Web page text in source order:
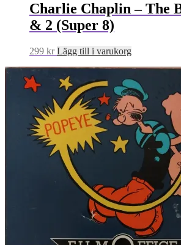
Charlie Chaplin – The
& 2 (Super 8)
299 kr Lägg till i varukorg